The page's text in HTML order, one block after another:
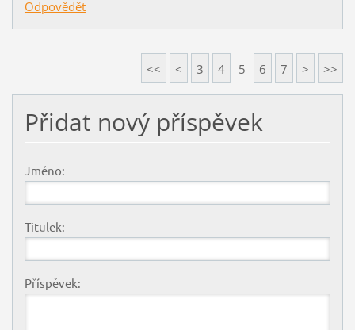
Odpovědět
<< < 3 4 5 6 7 > >>
Přidat nový příspěvek
Jméno:
Titulek:
Příspěvek: